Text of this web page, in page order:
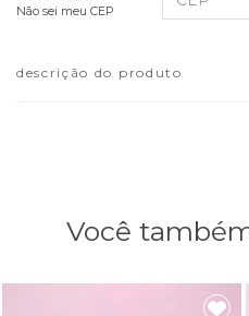
Não sei meu CEP
descrição do produto
Você